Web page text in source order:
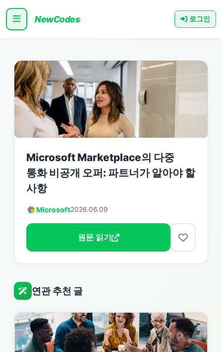
NewCodes 로그인
Microsoft Marketplace의 다중
통화 비공개 오퍼: 파트너가 알아야 할
사항
Microsoft2026.06.09
원문 읽기
연관 추천 글